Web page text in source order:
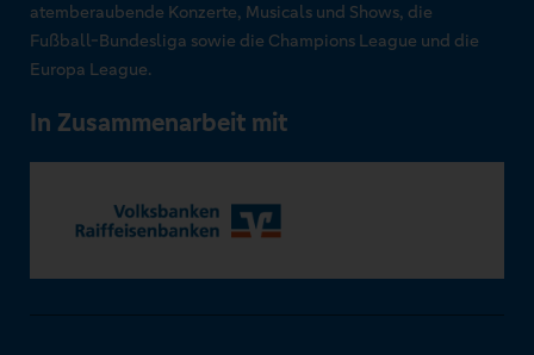
atemberaubende Konzerte, Musicals und Shows, die
Fußball-Bundesliga sowie die Champions League und die
Europa League.
In Zusammenarbeit mit